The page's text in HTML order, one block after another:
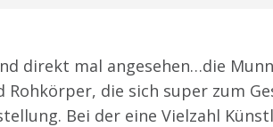
direkt mal angesehen…die
Rohkörper, die sich super zum
Bei der eine Vielzahl